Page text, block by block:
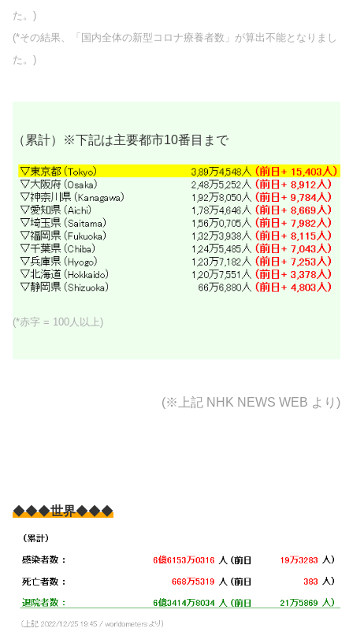
た。)
(*その結果、「国内全体の新型コロナ療養者数」が算出不能となりまし
た。)
（累計）※下記は主要都市10番目まで
(*赤字 = 100人以上)
(※上記 NHK NEWS WEB より)
◆◆◆世界◆◆◆